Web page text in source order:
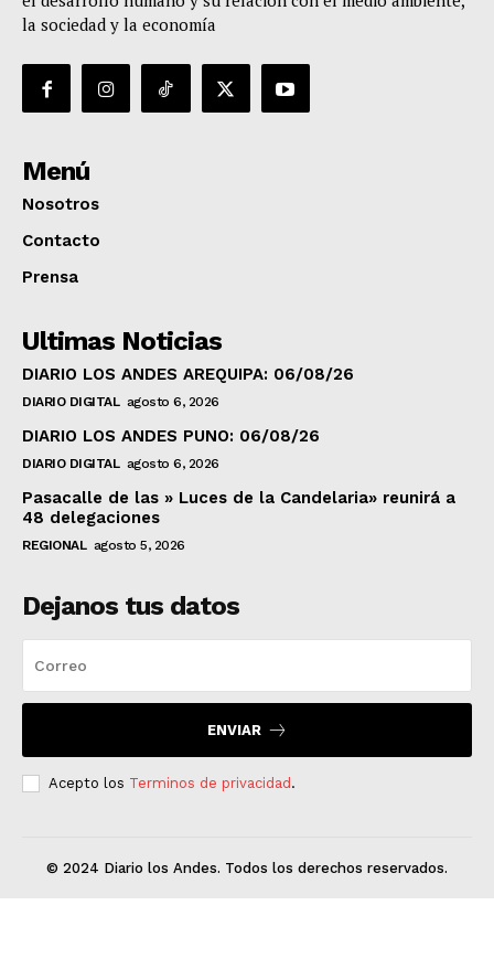
la sociedad y la economía
Menú
Nosotros
Contacto
Prensa
Ultimas Noticias
DIARIO LOS ANDES AREQUIPA: 06/08/26
DIARIO DIGITAL agosto 6, 2026
DIARIO LOS ANDES PUNO: 06/08/26
DIARIO DIGITAL agosto 6, 2026
Pasacalle de las » Luces de la Candelaria» reunirá a
48 delegaciones
REGIONAL agosto 5, 2026
Dejanos tus datos
ENVIAR
Acepto los Terminos de privacidad.
© 2024 Diario los Andes. Todos los derechos reservados.